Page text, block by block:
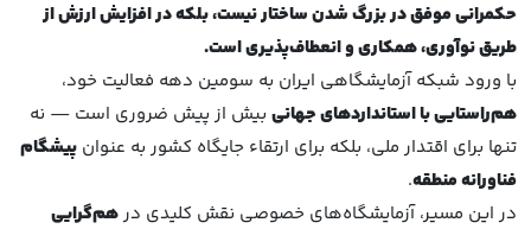
حکمرانی موفق در بزرگ شدن ساختار نیست، بلکه در افزایش ارزش از
طریق نوآوری، همکاری و انعطاف‌پذیری است.
با ورود شبکه آزمایشگاهی ایران به سومین دهه فعالیت خود،
هم‌راستایی با استانداردهای جهانی بیش از پیش ضروری است — نه
تنها برای اقتدار ملی، بلکه برای ارتقاء جایگاه کشور به عنوان پیشگام
فناورانه منطقه.
در این مسیر، آزمایشگاه‌های خصوصی نقش کلیدی درهم‌گرایی